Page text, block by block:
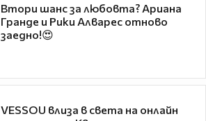
Втори шанс за любовта? Ариана
Гранде и Рики Алварес отново
заедно!😍
VESSOU влиза в света на онлайн